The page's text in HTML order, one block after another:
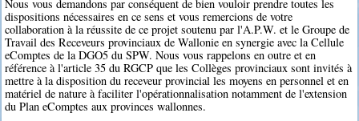
Nous vous demandons par conséquent de bien vouloir prendre toutes les
dispositions nécessaires en ce sens et vous remercions de votre
collaboration à la réussite de ce projet soutenu par l'A.P.W. et le Groupe de
Travail des Receveurs provinciaux de Wallonie en synergie avec la Cellule
eComptes de la DGO5 du SPW. Nous vous rappelons en outre et en
référence à l'article 35 du RGCP que les Collèges provinciaux sont invités à
mettre à la disposition du receveur provincial les moyens en personnel et en
matériel de nature à faciliter l'opérationnalisation notamment de l'extension
du Plan eComptes aux provinces wallonnes.